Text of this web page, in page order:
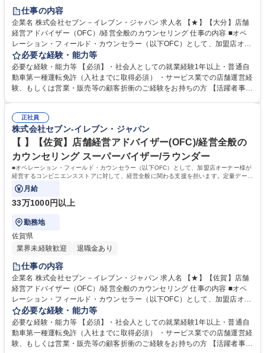
仕事の内容
企業名 株式会社セブン－イレブン・ジャパン 求人名 【★】【大分】店舗
経営アドバイザー（OFC）/経営全般のカウンセリング 仕事の内容 ■オペ
レーション・フィールド・カウンセラー（以下OFC）として、加盟店オー
ナー様が経営するコンビニエンスストアに対して、経営全般に関わる支援
を担います。定量データに基づく運営支援業務をお任せします。 【業務
例】商圏分析、競合調査、売上や販売数等データ分析、売場確認、発注や
売場作りアドバイス、個店行為計画の作成、従業員教育サポート等がござ
オーナー様の方針もふまえた個店カウンセリングへと繋げていきます。 募
集職種 【★】【大分】店舗経営アドバイザー（OFC）/経営全般のカウン
セリング
必要な経験・能力等
必要な経験・能力等 【必須】・社会人としての就業経験1年以上・普通自
動車第一種運転免許（入社までに取得必須） ・サービス業での店舗運営経
験、もしくは営業・販売等の顧客折衝のご経験をお持ちの方 【活躍者事
フプランの変更に合わせた働き方が可能な制度があります。 ・ＯＦＣ職限
定、エリアを限定して働く制度 ※エリア内転勤は有り ・育児や介護等に
て、転勤無しになる制度 ・育児や介護等にて、短時間で働く制度 学歴・
資格 学歴：大学院 大学 高専 短大 専修学校 高校 語学力： 資格：第一種運
転免許普通自動車
正社員
株式会社セブン-イレブン・ジャパン
【 】【佐賀】店舗経営アドバイザー(OFC)/経営全般の
カウンセリング スーパーバイザー/ラウンダー
■オペレーション・フィールド・カウンセラー（以下OFC）として、加盟店オーナー様が
経営するコンビニエンスストアに対して、経営全般に関わる支援を担います。定量データ
に基づく運営支援業務をお任せします。
月給
33万1000円以上
勤務地
佐賀県
業界未経験歓迎
退職金あり
仕事の内容
企業名 株式会社セブン－イレブン・ジャパン 求人名 【★】【佐賀】店舗
経営アドバイザー（OFC）/経営全般のカウンセリング 仕事の内容 ■オペ
レーション・フィールド・カウンセラー（以下OFC）として、加盟店オー
ナー様が経営するコンビニエンスストアに対して、経営全般に関わる支援
を担います。定量データに基づく運営支援業務をお任せします。 【業務
例】商圏分析、競合調査、売上や販売数等データ分析、売場確認、発注や
売場作りアドバイス、個店行為計画の作成、従業員教育サポート等がござ
必要な経験・能力等
必要な経験・能力等 【必須】・社会人としての就業経験1年以上・普通自
動車第一種運転免許（入社までに取得必須） ・サービス業での店舗運営経
験、もしくは営業・販売等の顧客折衝のご経験をお持ちの方 【活躍者事